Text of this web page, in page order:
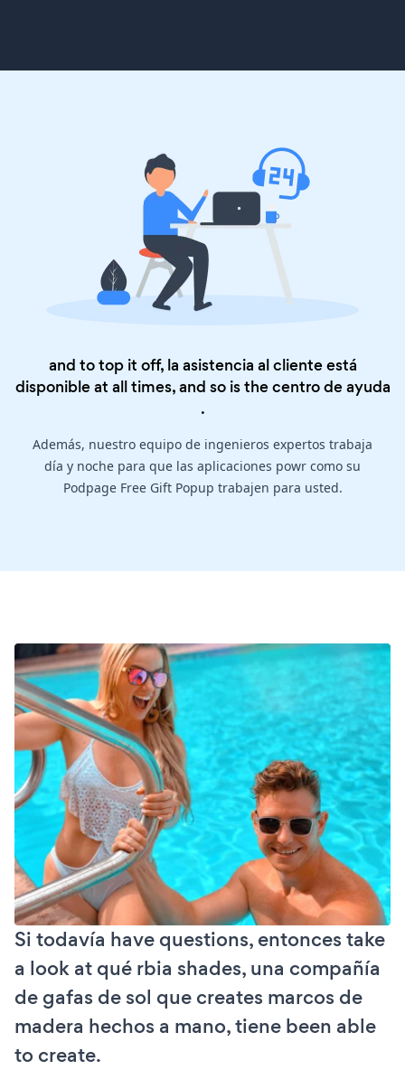
and to top it off, la asistencia al cliente está
disponible at all times, and so is thecentro de ayuda
.
Además, nuestro equipo de ingenieros expertos trabaja
día y noche para que las aplicaciones powr como su
Podpage Free Gift Popup trabajen para usted.
Si todavía have questions, entonces take
a look at qué rbia shades, una compañía
de gafas de sol que creates marcos de
madera hechos a mano, tiene been able
to create.